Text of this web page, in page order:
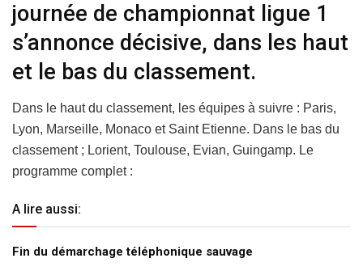
journée de championnat ligue 1
s’annonce décisive, dans les haut
et le bas du classement.
Dans le haut du classement, les équipes à suivre : Paris,
Lyon, Marseille, Monaco et Saint Etienne. Dans le bas du
classement ; Lorient, Toulouse, Evian, Guingamp. Le
programme complet :
A lire aussi:
Fin du démarchage téléphonique sauvage